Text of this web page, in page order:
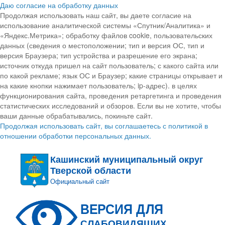
Даю согласие на обработку данных
Продолжая использовать наш сайт, вы даете согласие на
использование аналитической системы «Спутник/Аналитика» и
«Яндекс.Метрика»; обработку файлов cookie, пользовательских
данных (сведения о местоположении; тип и версия ОС, тип и
версия Браузера; тип устройства и разрешение его экрана;
источник откуда пришел на сайт пользователь; с какого сайта или
по какой рекламе; язык ОС и Браузер; какие страницы открывает и
на какие кнопки нажимает пользователь; ip-адрес). в целях
функционирования сайта, проведения ретаргетинга и проведения
статистических исследований и обзоров. Если вы не хотите, чтобы
ваши данные обрабатывались, покиньте сайт.
Продолжая использовать сайт, вы соглашаетесь с политикой в
отношении обработки персональных данных.